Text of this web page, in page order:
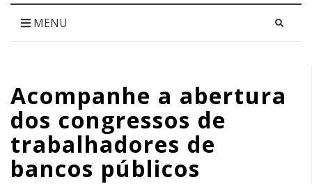
trabalhadores
públicos
|
APCEF/SP
MENU
Acompanhe a abertura
dos congressos de
trabalhadores de
bancos públicos